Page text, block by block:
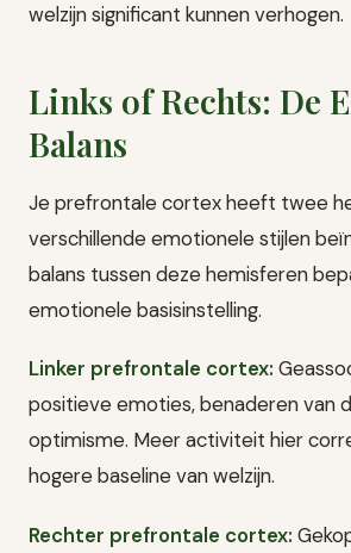
welzijn significant kunnen verhogen.
Links of Rechts: De
Balans
Je prefrontale cortex heeft twee
verschillende emotionele stijlen
balans tussen deze hemisferen
emotionele basisinstelling.
Linker prefrontale cortex:
positieve emoties, benaderen van
optimisme. Meer activiteit hier
hogere baseline van welzijn.
Rechter prefrontale cortex: